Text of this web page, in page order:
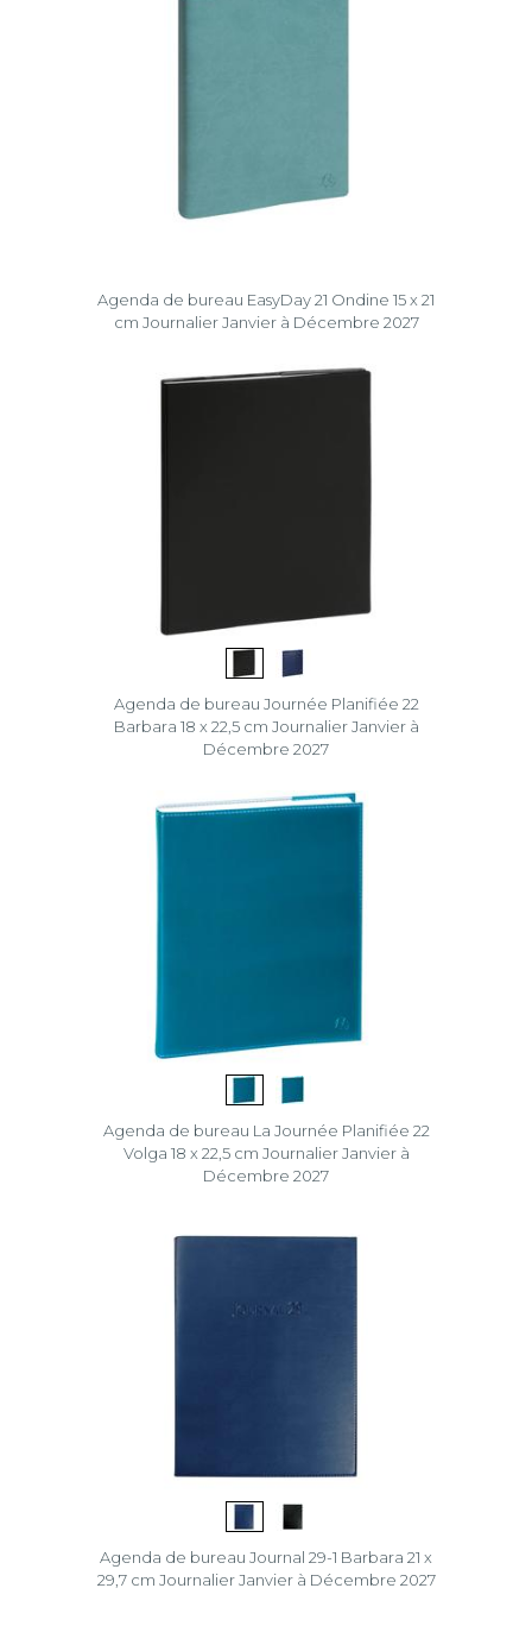
Agenda de bureau EasyDay 21 Ondine 15 x 21
cm Journalier Janvier à Décembre 2027
Agenda de bureau Journée Planifiée 22
Barbara 18 x 22,5 cm Journalier Janvier à
Décembre 2027
Agenda de bureau La Journée Planifiée 22
Volga 18 x 22,5 cm Journalier Janvier à
Décembre 2027
Agenda de bureau Journal 29-1 Barbara 21 x
29,7 cm Journalier Janvier à Décembre 2027